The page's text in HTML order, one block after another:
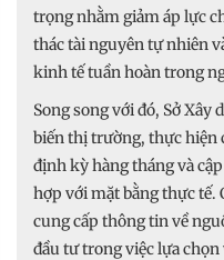
trọng nhằm giảm áp lực
thác tài nguyên tự nhiên
kinh tế tuần hoàn trong
Song song với đó, Sở Xây
biến thị trường, thực hiện
định kỳ hàng tháng và
hợp với mặt bằng thực tế.
cung cấp thông tin về
đầu tư trong việc lựa